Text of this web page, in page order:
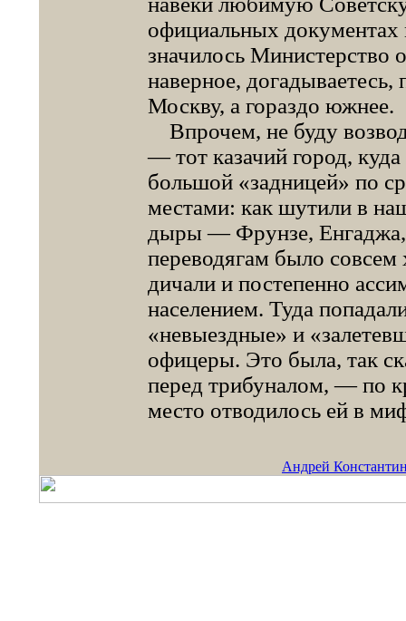
официальных документах
значилось
наверное,
Москву, а гораздо южнее.
Впрочем, не буду
— тот казачий город,
большой «задницей» по
местами: как шутили в
дыры — Фрунзе,
переводягам было
дичали и постепенно
населением. Туда
«невыездные» и
офицеры. Это была, так
перед трибуналом, — по
место отводилось ей в
Андрей